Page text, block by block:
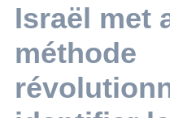
Israël met
méthode